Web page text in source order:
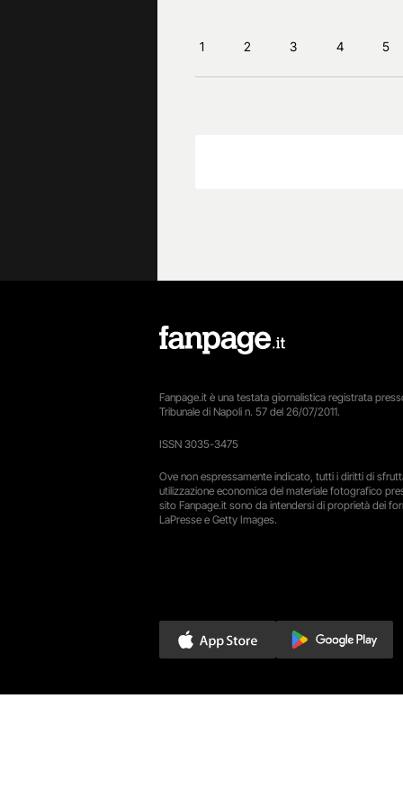
1 2 3 4 5
Fanpage.it è una testata giornalistica registrata
Tribunale di Napoli n. 57 del 26/07/2011.
ISSN 3035-3475
Ove non espressamente indicato, tutti i diritti di
utilizzazione economica del materiale fotografico
sito Fanpage.it sono da intendersi di proprietà dei
LaPresse e Getty Images.